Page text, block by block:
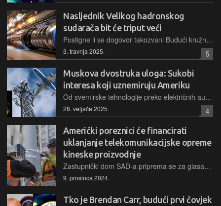
Nasljednik Velikog hadronskog
sudarača bit će triput veći
Postigne li se dogovor takozvani Budući kružni sudarač, dugačak više od 90 kilometara, počeo bi s radom za 15 do 20 godina
3. travnja 2025. 5
Muskova dvostruka uloga: Sukobi
interesa koji uznemiruju Ameriku
Od svemirske tehnologije preko električnih automobila do neuroznanosti, gotovo da nema područja u kojem Muskove tvrtke ne surađuju ili nisu regulirane od strane vladinih ministarstava i agencija. Kako ih DOGE okupira, tako se čini da se iza kulisa odvija i velika igra moći i prevlasti
28. veljače 2025. 4
Američki poreznici će financirati
uklanjanje telekomunikacijske opreme
kineske proizvodnje
Zastupnički dom SAD-a priprema se za glasanje o zakonu koji uključuje izdvajanje 3 milijarde dolara za uklanjanje telekomunikacijske opreme kineske proizvodnje iz američkih bežičnih mreža
9. prosinca 2024.
Tko je Brendan Carr, budući prvi čovjek